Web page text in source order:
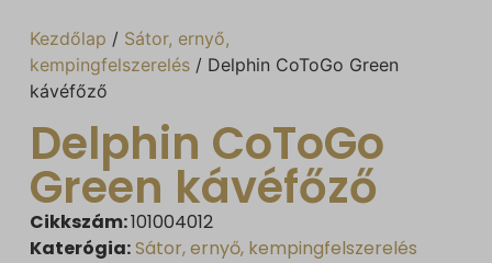
Kezdőlap / Sátor, ernyő,
kempingfelszerelés/ Delphin CoToGo Green
kávéfőző
Delphin CoToGo
Green kávéfőző
Cikkszám:101004012
Katerógia:Sátor, ernyő, kempingfelszerelés